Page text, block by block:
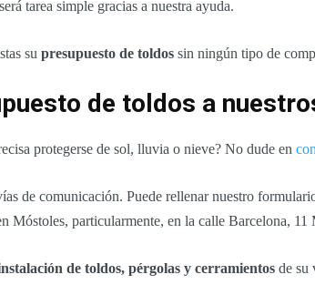
tarea simple gracias a nuestra ayuda.
su presupuesto de toldos sin ningún tipo de
de toldos a
protegerse de sol, lluvia o nieve? No dude en
de comunicación. Puede rellenar nuestro
Móstoles, particularmente, en la calle Barcelona,
de toldos, pérgolas y cerramientos de su